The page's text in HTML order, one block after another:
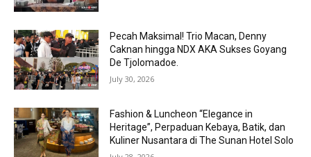
Pecah Maksimal! Trio Macan, Denny
Caknan hingga NDX AKA Sukses Goyang
De Tjolomadoe.
July 30, 2026
Fashion & Luncheon “Elegance in
Heritage”, Perpaduan Kebaya, Batik, dan
Kuliner Nusantara di The Sunan Hotel Solo